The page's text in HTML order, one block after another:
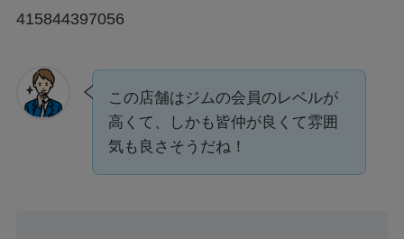
415844397056
この店舗はジムの会員のレベルが
高くて、しかも皆仲が良くて雰囲
気も良さそうだね！